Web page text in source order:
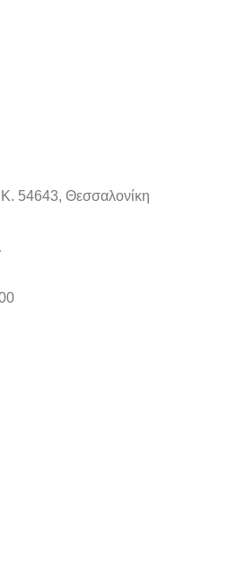
54643, Θεσσαλονίκη